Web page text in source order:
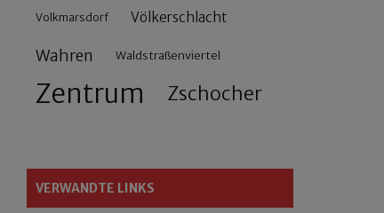
Volkmarsdorf Völkerschlacht
Wahren Waldstraßenviertel
Zentrum Zschocher
VERWANDTE LINKS